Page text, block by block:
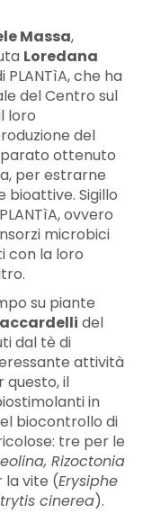
Massa,
Loredana
che ha
del Centro sul
loro
del
ottenuto
per estrarne
bioattive. Sigillo
ovvero
microbici
con la loro
su piante
del
dal tè di
attività
questo, il
in
biocontrollo di
tre per le
Rizoctonia
la vite (Erysiphe
cinerea).